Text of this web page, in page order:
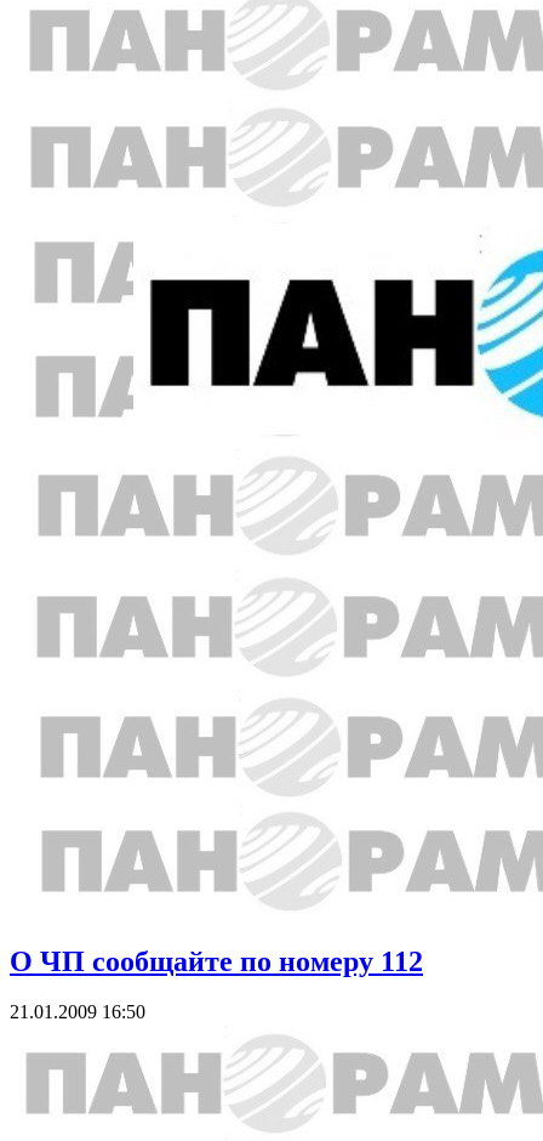
О ЧП сообщайте по номеру 112
21.01.2009 16:50